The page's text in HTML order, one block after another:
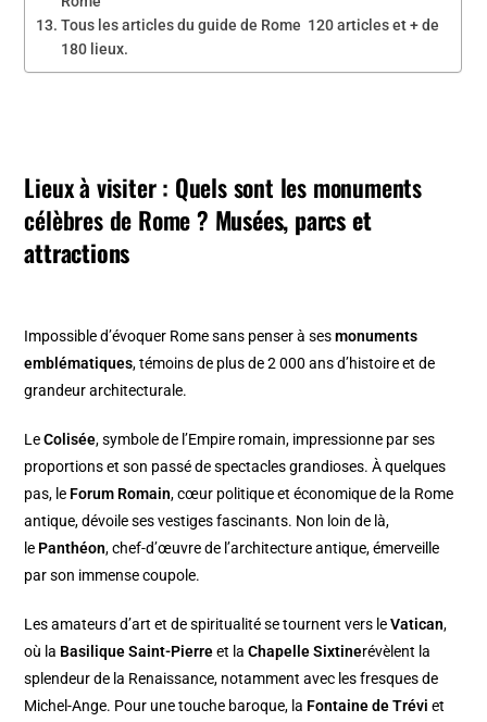
Tous les articles du guide de Rome 120 articles et + de
180 lieux.
Lieux à visiter : Quels sont les monuments
célèbres de Rome ? Musées, parcs et
attractions
Impossible d’évoquer Rome sans penser à sesmonuments
emblématiques, témoins de plus de 2 000 ans d’histoire et de
grandeur architecturale.
LeColisée, symbole de l’Empire romain, impressionne par ses
proportions et son passé de spectacles grandioses. À quelques
pas, le Forum Romain, cœur politique et économique de la Rome
antique, dévoile ses vestiges fascinants. Non loin de là,
le Panthéon, chef-d’œuvre de l’architecture antique, émerveille
par son immense coupole.
Les amateurs d’art et de spiritualité se tournent vers leVatican,
où la Basilique Saint-Pierreet laChapelle Sixtinerévèlent la
splendeur de la Renaissance, notamment avec les fresques de
Michel-Ange. Pour une touche baroque, la Fontaine de Trévi et